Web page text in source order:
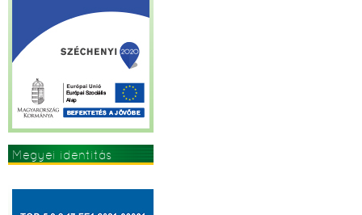
Megyei identitás